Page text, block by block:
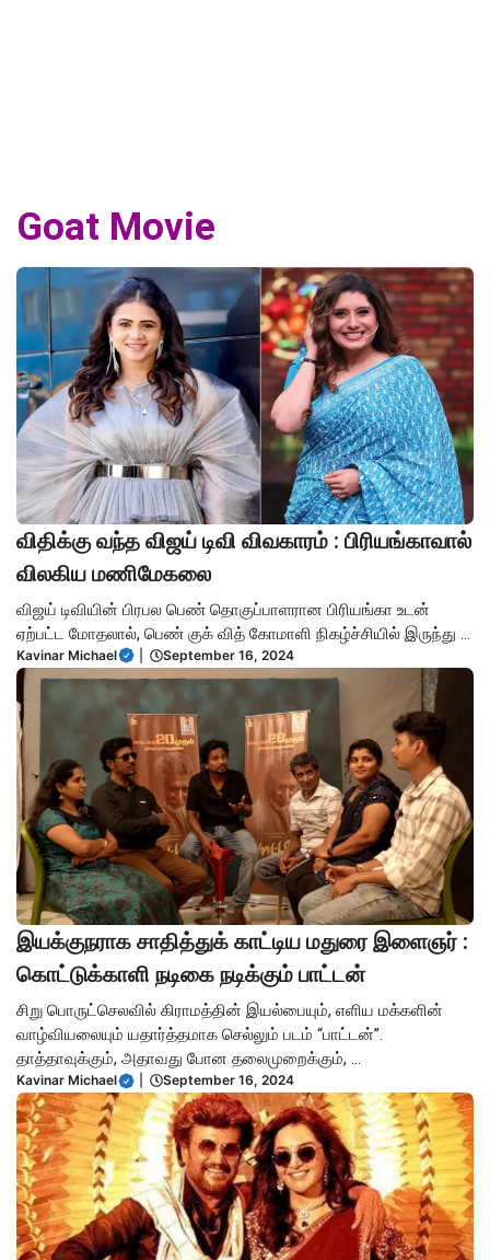
Goat Movie
விதிக்கு வந்த விஜய் டிவி விவகாரம் : பிரியங்காவால்
விலகிய மணிமேகலை
விஜய் டிவியின் பிரபல பெண் தொகுப்பாளரான பிரியங்கா உடன்
ஏற்பட்ட மோதலால், பெண் குக் வித் கோமாளி நிகழ்ச்சியில் இருந்து ...
Kavinar Michael September 16, 2024
இயக்குநராக சாதித்துக் காட்டிய மதுரை இளைஞர் :
கொட்டுக்காளி நடிகை நடிக்கும் பாட்டன்
சிறு பொருட்செலவில் கிராமத்தின் இயல்பையும், எளிய மக்களின்
வாழ்வியலையும் யதார்த்தமாக செல்லும் படம் “பாட்டன்”.
தாத்தாவுக்கும், அதாவது போன தலைமுறைக்கும், ...
Kavinar Michael September 16, 2024